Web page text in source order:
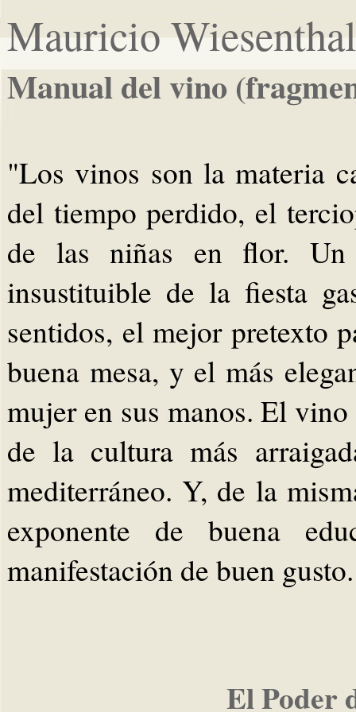
Mauricio Wiesenthal
Manual del vino
"Los vinos son la materia
del tiempo perdido, el
de las niñas en flor. Un
insustituible de la fiesta
sentidos, el mejor pretexto
buena mesa, y el más
mujer en sus manos. El
de la cultura más
mediterráneo. Y, de la
exponente de buena
manifestación de buen
El Poder